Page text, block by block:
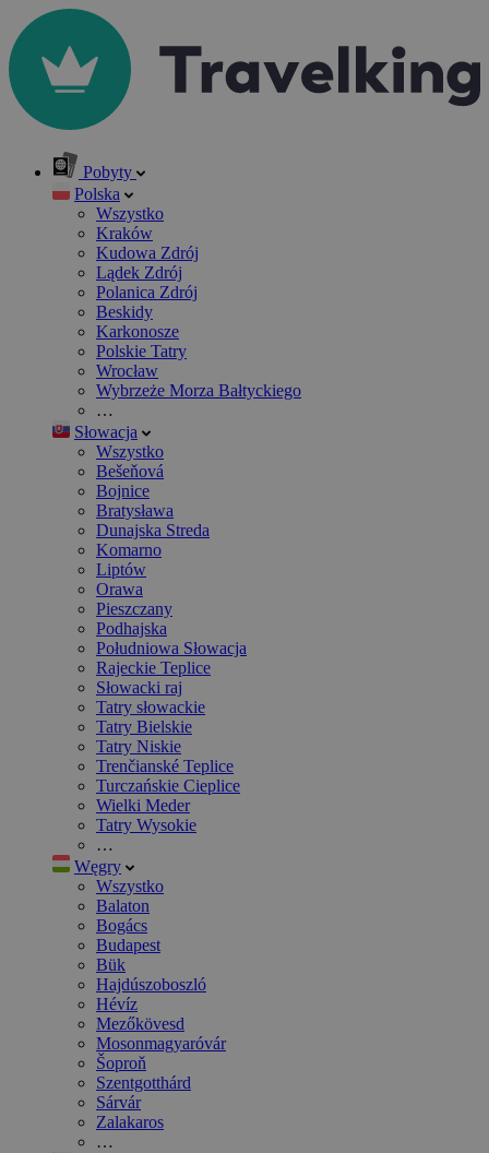
Pobyty
Polska
Wszystko
Kraków
Kudowa Zdrój
Lądek Zdrój
Polanica Zdrój
Beskidy
Karkonosze
Polskie Tatry
Wrocław
Wybrzeże Morza Bałtyckiego
…
Słowacja
Wszystko
Bešeňová
Bojnice
Bratysława
Dunajska Streda
Komarno
Liptów
Orawa
Pieszczany
Podhajska
Południowa Słowacja
Rajeckie Teplice
Słowacki raj
Tatry słowackie
Tatry Bielskie
Tatry Niskie
Trenčianské Teplice
Turczańskie Cieplice
Wielki Meder
Tatry Wysokie
…
Węgry
Wszystko
Balaton
Bogács
Budapest
Bük
Hajdúszoboszló
Hévíz
Mezőkövesd
Mosonmagyaróvár
Šoproň
Szentgotthárd
Sárvár
Zalakaros
…